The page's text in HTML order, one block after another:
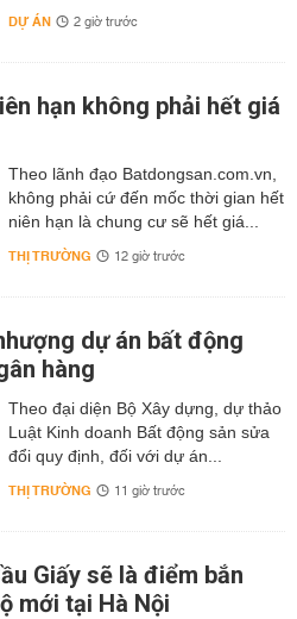
DỰ ÁN 2 giờ trước
hạn không phải hết giá
Theo lãnh đạo Batdongsan.com.vn,
không phải cứ đến mốc thời gian hết
niên hạn là chung cư sẽ hết giá...
THỊ TRƯỜNG 12 giờ trước
dự án bất động
hàng
Theo đại diện Bộ Xây dựng, dự thảo
Luật Kinh doanh Bất động sản sửa
đổi quy định, đối với dự án...
THỊ TRƯỜNG 11 giờ trước
Giấy sẽ là điểm bắn
mới tại Hà Nội